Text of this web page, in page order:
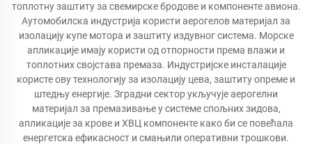
топлотну заштиту за свемирске бродове и компоненте авиона.
Аутомобилска индустрија користи аерогелов материјал за
изолацију купе мотора и заштиту издувног система. Морске
апликације имају користи од отпорности према влажи и
топлотних својстава премаза. Индустријске инсталације
користе ову технологију за изолацију цева, заштиту опреме и
штедњу енергије. Зградни сектор укључује аерогелни
материјал за премазивање у системе спољних зидова,
апликације за крове и ХВЦ компоненте како би се повећала
енергетска ефикасност и смањили оперативни трошкови.